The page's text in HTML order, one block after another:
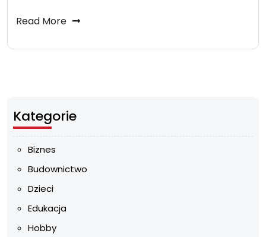
Read More
Kategorie
Biznes
Budownictwo
Dzieci
Edukacja
Hobby